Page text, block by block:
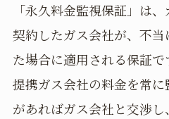
「永久料金監視保証」は
契約したガス会社が、不
た場合に適用される保証で
提携ガス会社の料金を常
があればガス会社と交渉